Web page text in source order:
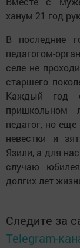
ханум 21 год
В последние
педагогом-
селе не
старшего
Каждый год
пришкольном
педагог, но
невестки и
Язили, а для
случаю
долгих лет
Следите за
Telegram-